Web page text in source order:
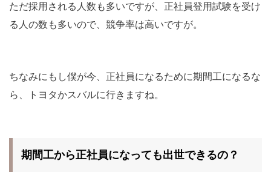
ただ採用される人数も多いですが、正社員登用試験を受け
る人の数も多いので、競争率は高いですが。
ちなみにもし僕が今、正社員になるために期間工になるな
ら、トヨタかスバルに行きますね。
期間工から正社員になっても出世できるの？